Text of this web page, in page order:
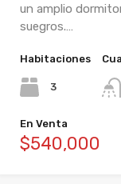
un amplio
suegros.…
Habitaciones
3
En Venta
$540,000